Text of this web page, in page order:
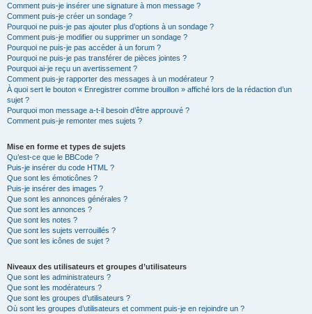
Comment puis-je insérer une signature à mon message ?
Comment puis-je créer un sondage ?
Pourquoi ne puis-je pas ajouter plus d’options à un sondage ?
Comment puis-je modifier ou supprimer un sondage ?
Pourquoi ne puis-je pas accéder à un forum ?
Pourquoi ne puis-je pas transférer de pièces jointes ?
Pourquoi ai-je reçu un avertissement ?
Comment puis-je rapporter des messages à un modérateur ?
À quoi sert le bouton « Enregistrer comme brouillon » affiché lors de la rédaction d’un
sujet ?
Pourquoi mon message a-t-il besoin d’être approuvé ?
Comment puis-je remonter mes sujets ?
Mise en forme et types de sujets
Qu’est-ce que le BBCode ?
Puis-je insérer du code HTML ?
Que sont les émoticônes ?
Puis-je insérer des images ?
Que sont les annonces générales ?
Que sont les annonces ?
Que sont les notes ?
Que sont les sujets verrouillés ?
Que sont les icônes de sujet ?
Niveaux des utilisateurs et groupes d’utilisateurs
Que sont les administrateurs ?
Que sont les modérateurs ?
Que sont les groupes d’utilisateurs ?
Où sont les groupes d’utilisateurs et comment puis-je en rejoindre un ?